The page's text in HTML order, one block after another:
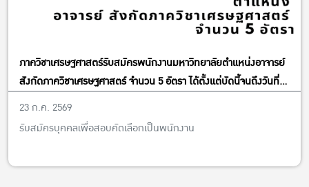
ภาควิชาเศรษฐศาสตร์รับสมัครพนักงานมหาวิทยาลัยตำแหน่งอาจารย์
สังกัดภาควิชาเศรษฐศาสตร์ จำนวน 5 อัตรา ได้ตั้งแต่บัดนี้จนถึงวันที่
13 พฤศจิกายน พ.ศ. 2569
23 ก.ค. 2569
รับสมัครบุคคลเพื่อสอบคัดเลือกเป็นพนักงาน